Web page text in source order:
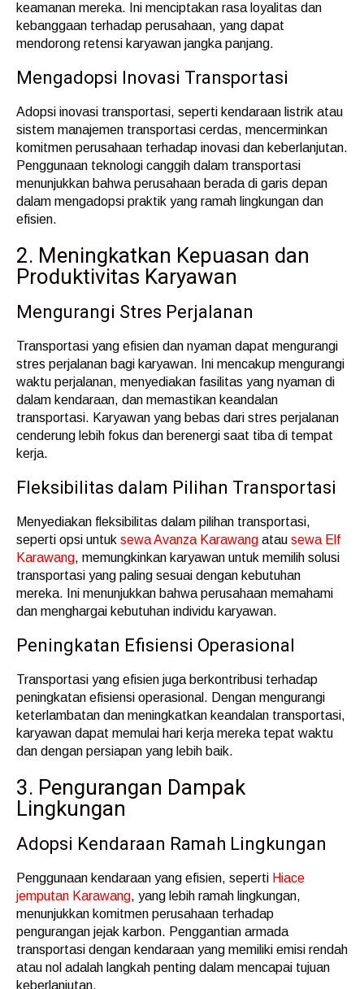
keamanan mereka. Ini menciptakan rasa loyalitas dan
kebanggaan terhadap perusahaan, yang dapat
mendorong retensi karyawan jangka panjang.
Mengadopsi Inovasi Transportasi
Adopsi inovasi transportasi, seperti kendaraan listrik atau
sistem manajemen transportasi cerdas, mencerminkan
komitmen perusahaan terhadap inovasi dan keberlanjutan.
Penggunaan teknologi canggih dalam transportasi
menunjukkan bahwa perusahaan berada di garis depan
dalam mengadopsi praktik yang ramah lingkungan dan
efisien.
2. Meningkatkan Kepuasan dan
Produktivitas Karyawan
Mengurangi Stres Perjalanan
Transportasi yang efisien dan nyaman dapat mengurangi
stres perjalanan bagi karyawan. Ini mencakup mengurangi
waktu perjalanan, menyediakan fasilitas yang nyaman di
dalam kendaraan, dan memastikan keandalan
transportasi. Karyawan yang bebas dari stres perjalanan
cenderung lebih fokus dan berenergi saat tiba di tempat
kerja.
Fleksibilitas dalam Pilihan Transportasi
Menyediakan fleksibilitas dalam pilihan transportasi,
seperti opsi untuk sewa Avanza Karawang atau sewa Elf
Karawang, memungkinkan karyawan untuk memilih solusi
transportasi yang paling sesuai dengan kebutuhan
mereka. Ini menunjukkan bahwa perusahaan memahami
dan menghargai kebutuhan individu karyawan.
Peningkatan Efisiensi Operasional
Transportasi yang efisien juga berkontribusi terhadap
peningkatan efisiensi operasional. Dengan mengurangi
keterlambatan dan meningkatkan keandalan transportasi,
karyawan dapat memulai hari kerja mereka tepat waktu
dan dengan persiapan yang lebih baik.
3. Pengurangan Dampak
Lingkungan
Adopsi Kendaraan Ramah Lingkungan
Penggunaan kendaraan yang efisien, seperti Hiace
jemputan Karawang, yang lebih ramah lingkungan,
menunjukkan komitmen perusahaan terhadap
pengurangan jejak karbon. Penggantian armada
transportasi dengan kendaraan yang memiliki emisi rendah
atau nol adalah langkah penting dalam mencapai tujuan
keberlanjutan.